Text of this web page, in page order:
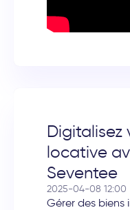
Digitalisez
locative
Seventee
2025-04-08 12:00
Gérer des biens